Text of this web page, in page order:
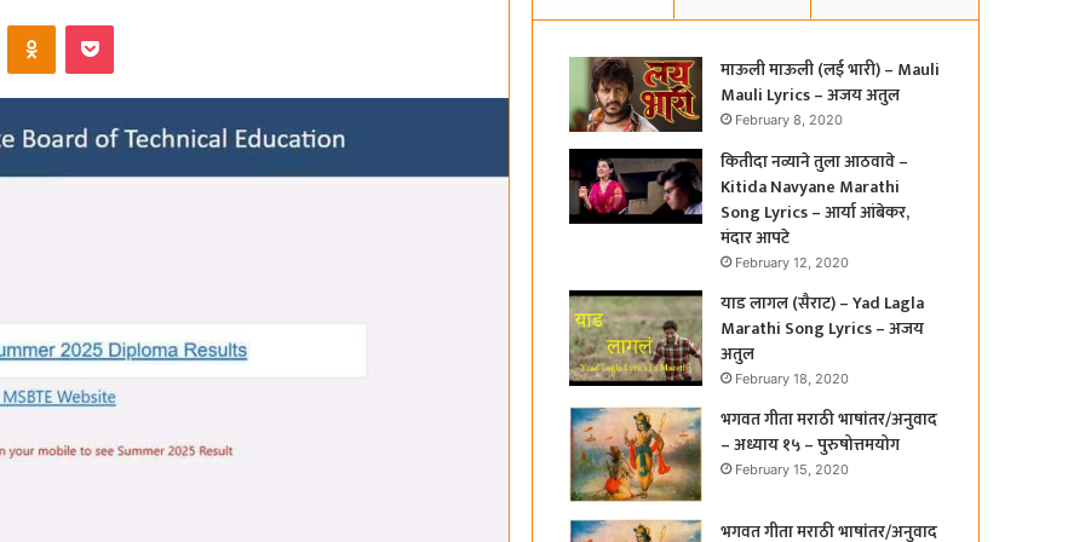
माऊली माऊली (लई भारी) – Mauli
Mauli Lyrics – अजय अतुल
February 8, 2020
कितीदा नव्याने तुला आठवावे –
Kitida Navyane Marathi
Song Lyrics – आर्या आंबेकर,
मंदार आपटे
February 12, 2020
याड लागल (सैराट) – Yad Lagla
Marathi Song Lyrics – अजय
अतुल
February 18, 2020
भगवत गीता मराठी भाषांतर/अनुवाद
– अध्याय १५ – पुरुषोत्तमयोग
February 15, 2020
भगवत गीता मराठी भाषांतर/अनुवाद